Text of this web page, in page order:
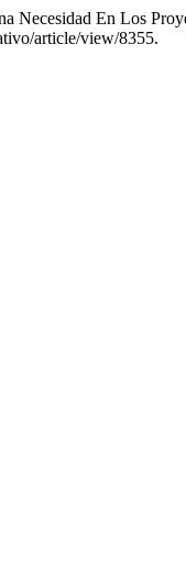
Necesidad En Los
article/view/8355.